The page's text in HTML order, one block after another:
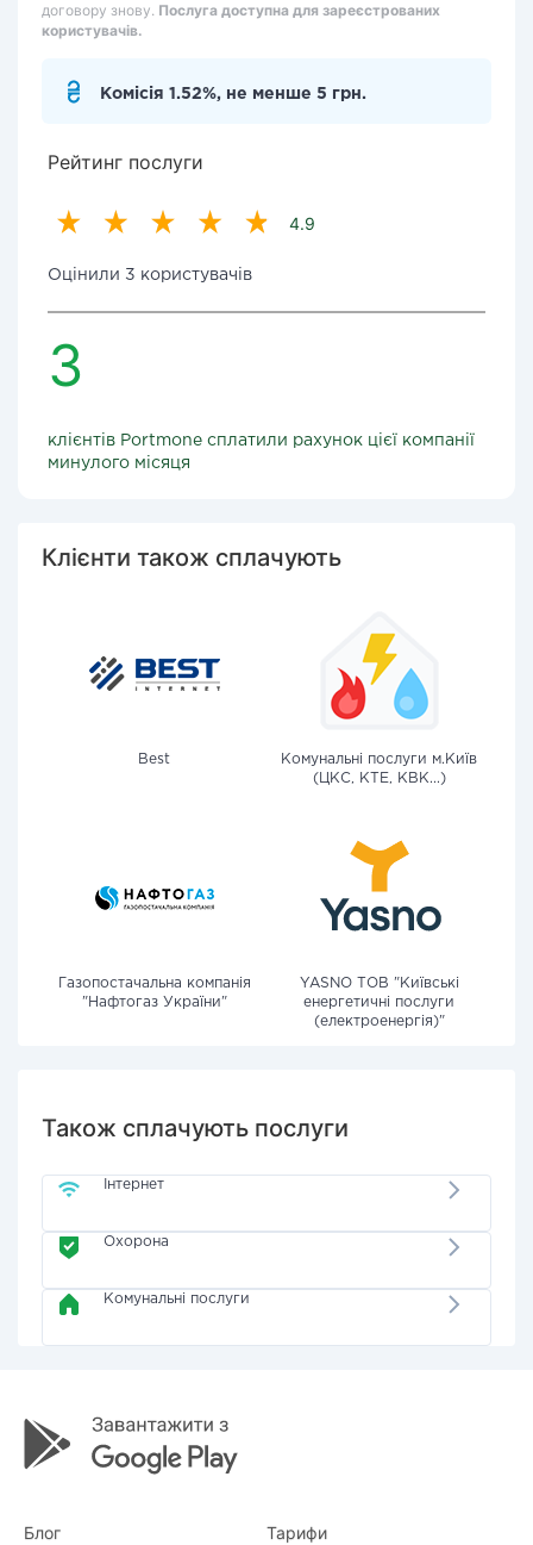
договору знову. Послуга доступна для зареєстрованих
користувачів.
Комісія 1.52%, не менше 5 грн.
Рейтинг послуги
4.9
Оцінили 3 користувачів
3
клієнтів Portmone сплатили рахунок цієї компанії
минулого місяця
Клієнти також сплачують
Best
Комунальні послуги м.Київ
(ЦКС, КТЕ, КВК...)
Газопостачальна компанія
"Нафтогаз України"
YASNO ТОВ "Київські
енергетичні послуги
(електроенергія)"
Також сплачують послуги
Інтернет
Охорона
Комунальні послуги
Блог Тарифи